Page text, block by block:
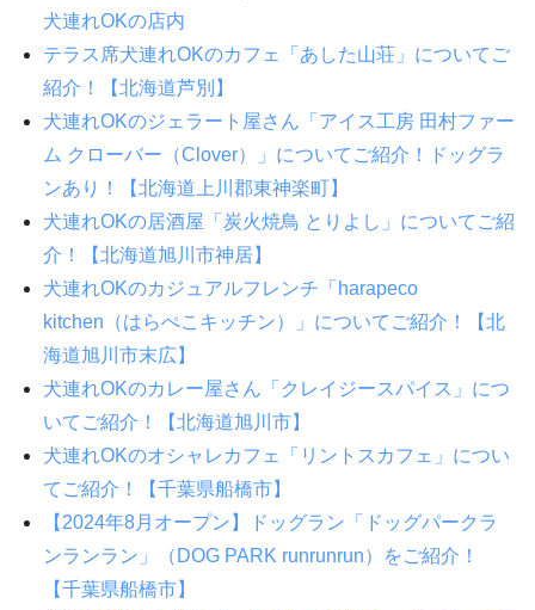
犬連れOKの店内
テラス席犬連れOKのカフェ「あした山荘」についてご
紹介！【北海道芦別】
犬連れOKのジェラート屋さん「アイス工房 田村ファー
ム クローバー（Clover）」についてご紹介！ドッグラ
ンあり！【北海道上川郡東神楽町】
犬連れOKの居酒屋「炭火焼鳥 とりよし」についてご紹
介！【北海道旭川市神居】
犬連れOKのカジュアルフレンチ「harapeco
kitchen（はらぺこキッチン）」についてご紹介！【北
海道旭川市末広】
犬連れOKのカレー屋さん「クレイジースパイス」につ
いてご紹介！【北海道旭川市】
犬連れOKのオシャレカフェ「リントスカフェ」につい
てご紹介！【千葉県船橋市】
【2024年8月オープン】ドッグラン「ドッグパークラ
ンランラン」（DOG PARK runrunrun）をご紹介！
【千葉県船橋市】